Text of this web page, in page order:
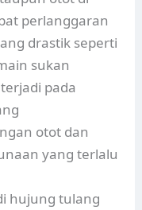
perlanggaran
drastik seperti
sukan
pada
otot dan
yang terlalu
hujung tulang